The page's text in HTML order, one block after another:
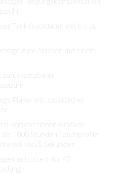
Tankdruckdaten mit bis zu
zum Ablesen auf einen
Planer mit zusätzlicher
verschiedenen Grafiken
1000 Stunden Tauchprofile
von 5 Sekunden
für 40